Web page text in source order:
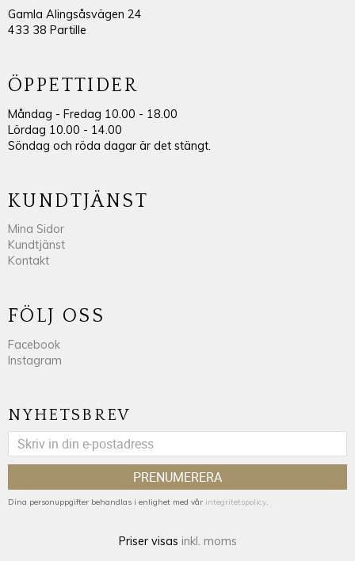
Gamla Alingsåsvägen 24
433 38 Partille
ÖPPETTIDER
Måndag - Fredag 10.00 - 18.00
Lördag 10.00 - 14.00
Söndag och röda dagar är det stängt.
KUNDTJÄNST
Mina Sidor
Kundtjänst
Kontakt
FÖLJ OSS
Facebook
Instagram
NYHETSBREV
PRENUMERERA
Dina personuppgifter behandlas i enlighet med vår integritetspolicy.
Priser visas inkl. moms